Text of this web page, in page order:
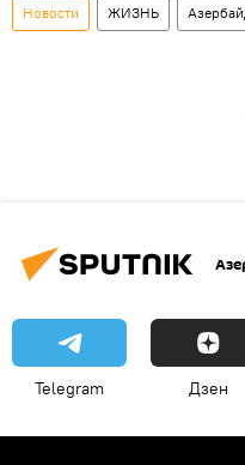
Новости ЖИЗНЬ
Telegram Дзен